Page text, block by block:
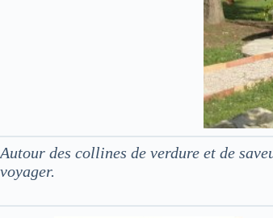
Autour des collines de verdure et de
voyager.